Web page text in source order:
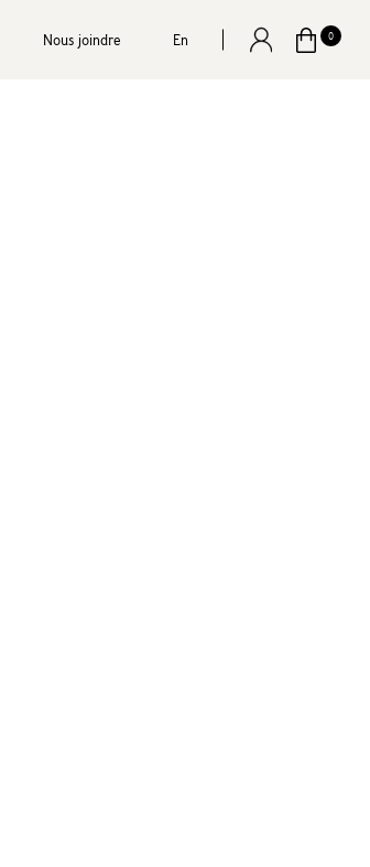
Nous joindre En 0